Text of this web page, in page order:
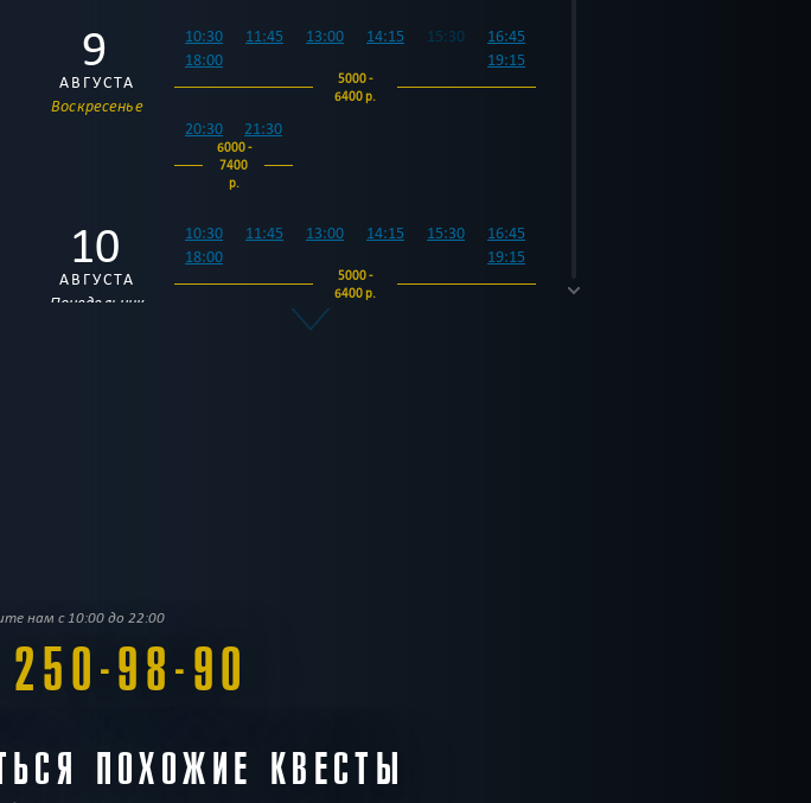
9
АВГУСТА
Воскресенье
10:30 11:45 13:00 14:15 15:30
16:45
18:00
19:15
5000 -
6400 р.
20:30 21:30
6000 -
7400
р.
10
АВГУСТА
Понедельник
10:30 11:45 13:00 14:15 15:30
16:45
18:00
19:15
5000 -
6400 р.
12
АВГУСТА
Среда
18:00
7400
нам с 10:00 до 22:00
98-90
ПОХОЖИЕ КВЕСТЫ